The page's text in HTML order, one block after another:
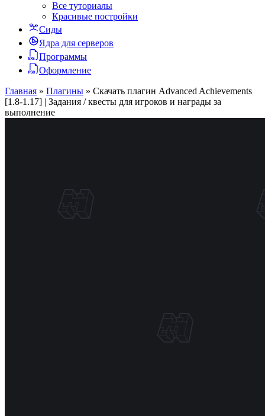
Все туториалы
Красивые постройки
Сиды
Ядра для серверов
Программы
Оформление
Главная » Плагины » Скачать плагин Advanced Achievements
[1.8-1.17] | Задания / квесты для игроков и награды за
выполнение